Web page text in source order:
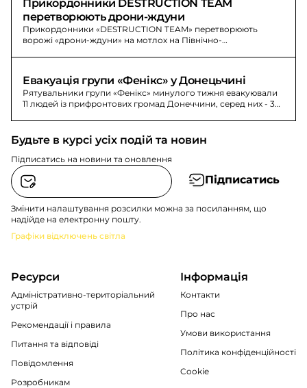
Прикордонники DESTRUCTION TEAM
перетворюють дрони-ждуни
Прикордонники «DESTRUCTION TEAM» перетворюють
ворожі «дрони-ждуни» на мотлох на Північно-
Евакуація групи «Фенікс» у Донецьчині
Рятувальники групи «Фенікс» минулого тижня евакуювали
11 людей із прифронтових громад Донеччини, серед них - 3
Будьте в курсі усіх подій та новин
Підписатись на новини та оновлення
Підписатись
Змінити налаштування розсилки можна за посиланням, що
надійде на електронну пошту.
Графіки відключень світла
Ресурси
Адміністративно-територіальний
устрій
Рекомендації i правила
Питання та відповіді
Повідомлення
Розробникам
Інформація
Контакти
Про нас
Умови використання
Політика конфіденційності
Cookie